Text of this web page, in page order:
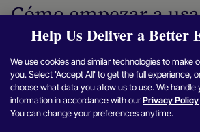
Cómo empezar a
plataforma de
unificado de nuvei
empresas para pasar de sistemas de
comercio unificado pueden seguir una
Help Us Deliver a Better
We use cookies and similar technologies to make
you. Select 'Accept All' to get the full experience,
choose what data you allow us to use. We handle
information in accordance with ourPrivacy Policy
You can change your preferences anytime.